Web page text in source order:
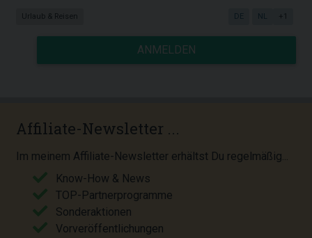
Urlaub & Reisen DE NL +1
ANMELDEN
Affiliate-Newsletter ...
Im meinem Affiliate-Newsletter erhältst Du regelmäßig...
Know-How & News
TOP-Partnerprogramme
Sonderaktionen
Vorveröffentlichungen